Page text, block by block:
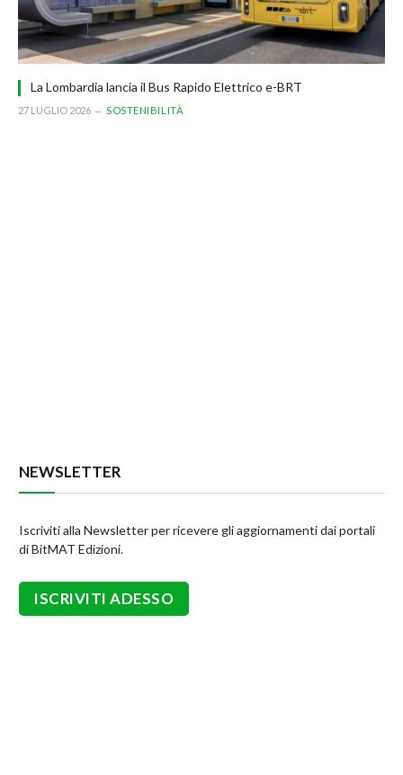
La Lombardia lancia il Bus Rapido Elettrico e-BRT
27 LUGLIO 2026 SOSTENIBILITÀ
NEWSLETTER
Iscriviti alla Newsletter per ricevere gli aggiornamenti dai portali
di BitMAT Edizioni.